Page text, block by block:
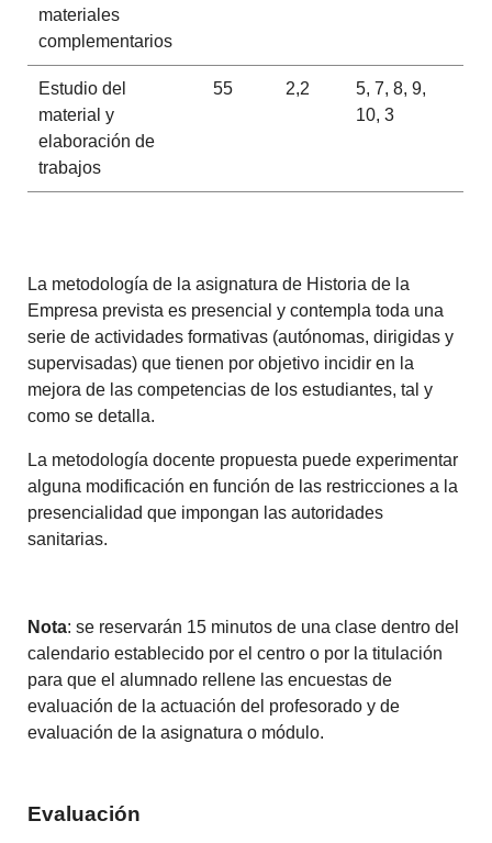
materiales
complementarios
Estudio del
material y
elaboración de
trabajos
55 2,2
5, 7, 8, 9,
10, 3
La metodología de la asignatura de Historia de la
Empresa prevista es presencial y contempla toda una
serie de actividades formativas (autónomas, dirigidas y
supervisadas) que tienen por objetivo incidir en la
mejora de las competencias de los estudiantes, tal y
como se detalla.
La metodología docente propuesta puede experimentar
alguna modificación en función de las restricciones a la
presencialidad que impongan las autoridades
sanitarias.
Nota: se reservarán 15 minutos de una clase dentro del
calendario establecido por el centro o por la titulación
para que el alumnado rellene las encuestas de
evaluación de la actuación del profesorado y de
evaluación de la asignatura o módulo.
Evaluación